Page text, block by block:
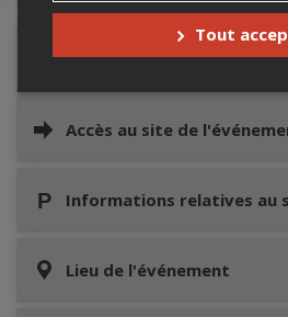
Détails de l'événement
Accès au site de
Informations relatives au
Lieu de l'événement
Tout